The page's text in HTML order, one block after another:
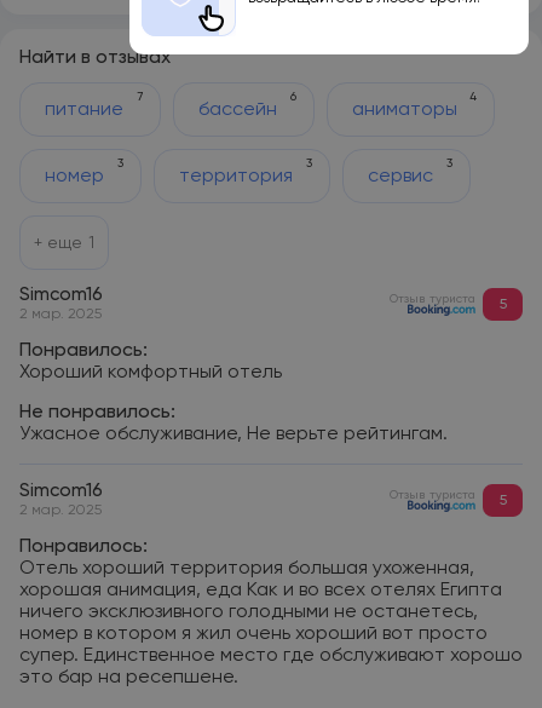
Найти в отзывах
питание
7
бассейн
6
аниматоры
4
номер
3
территория
3
сервис
3
+ еще 1
Simcom16
2 мар. 2025
Отзыв туриста 5
Понравилось:
Хороший комфортный отель
Не понравилось:
Ужасное обслуживание, Не верьте рейтингам.
Simcom16
2 мар. 2025
Отзыв туриста 5
Понравилось:
Отель хороший территория большая ухоженная,
хорошая анимация, еда Как и во всех отелях Египта
ничего эксклюзивного голодными не останетесь,
номер в котором я жил очень хороший вот просто
супер. Единственное место где обслуживают хорошо
это бар на ресепшене.